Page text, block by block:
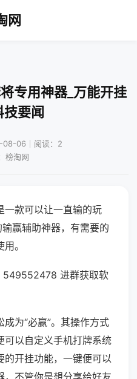
网
专用神器_万能开挂
要闻
08-06｜阅读：2
榜淘网
一款可以让一直输的玩
赢辅助神器，有需要的
。
549552478 进群获取软
为“必赢”。其操作方式
可以自定义手机打牌系统
的开挂功能，一键便可以
，不管你是想分享给好友